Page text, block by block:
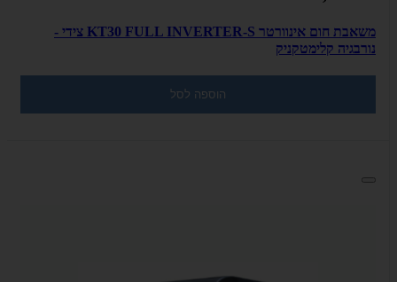
משאבת חום אינוורטר KT30 FULL INVERTER-S צידי -
נורבגיה קלימטקניק
הוספה לסל